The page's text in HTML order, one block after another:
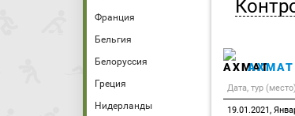
Франция
Бельгия
Белоруссия
Греция
Нидерланды
АХМАТ
Дата, тур (место)
19.01.2021,